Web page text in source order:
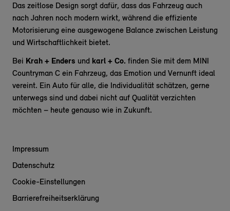
Das zeitlose Design sorgt dafür, dass das Fahrzeug auch
nach Jahren noch modern wirkt, während die effiziente
Motorisierung eine ausgewogene Balance zwischen Leistung
und Wirtschaftlichkeit bietet.
Bei Krah + Enders und karl + Co. finden Sie mit dem MINI
Countryman C ein Fahrzeug, das Emotion und Vernunft ideal
vereint. Ein Auto für alle, die Individualität schätzen, gerne
unterwegs sind und dabei nicht auf Qualität verzichten
möchten – heute genauso wie in Zukunft.
Impressum
Datenschutz
Cookie-Einstellungen
Barrierefreiheitserklärung